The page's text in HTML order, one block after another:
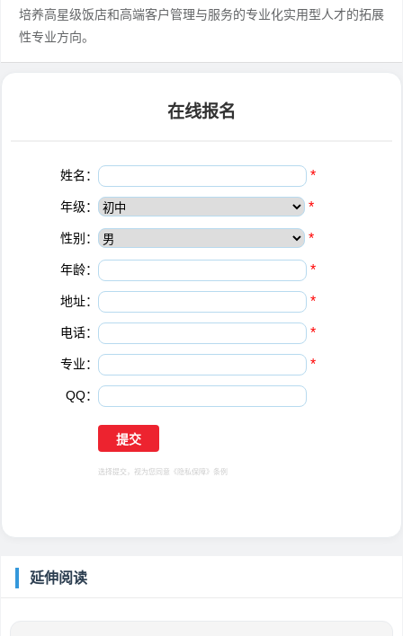
培养高星级饭店和高端客户管理与服务的专业化实用型人才的拓展
性专业方向。
在线报名
姓名： *
年级： *
性别： *
年龄： *
地址： *
电话： *
专业： *
QQ：
选择提交，视为您同意 《隐私保障》 条例
延伸阅读